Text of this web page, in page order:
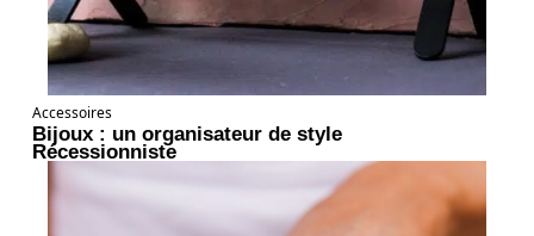
Accessoires
Bijoux : un organisateur de style
Récessionniste